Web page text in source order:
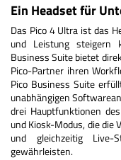
Ein Headset für
Das Pico 4 Ultra ist das
und Leistung steigern
Business Suite bietet
Pico-Partner ihren
Pico Business Suite
unabhängigen
drei Hauptfunktionen
und Kiosk-Modus, die die
und gleichzeitig Live-
gewährleisten.